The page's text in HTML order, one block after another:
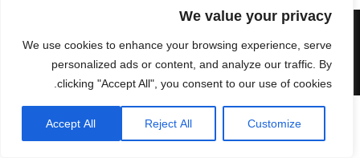
We value your privacy
We use cookies to enhance your browsing experience, serve
personalized ads or content, and analyze our traffic. By
clicking "Accept All", you consent to our use of cookies.
Customize
Reject All
Accept All
Powered by WordPress
Inspiro WordPress Theme byWPZOOM